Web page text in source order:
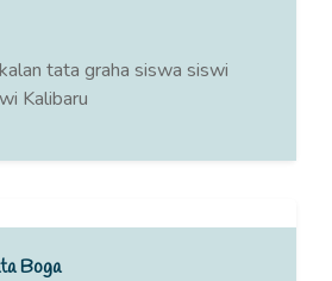
tata graha siswa siswi
Kalibaru
Boga